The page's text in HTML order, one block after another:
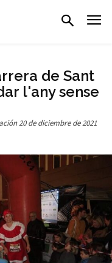
de Sant
l'any sense
20 de diciembre de 2021